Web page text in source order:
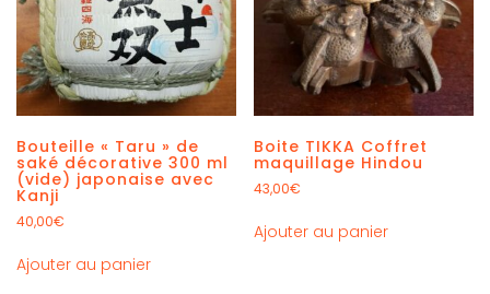
Bouteille « Taru » de
saké décorative 300 ml
(vide) japonaise avec
Kanji
40,00€
Ajouter au panier
Boite TIKKA Coffret
maquillage Hindou
43,00€
Ajouter au panier